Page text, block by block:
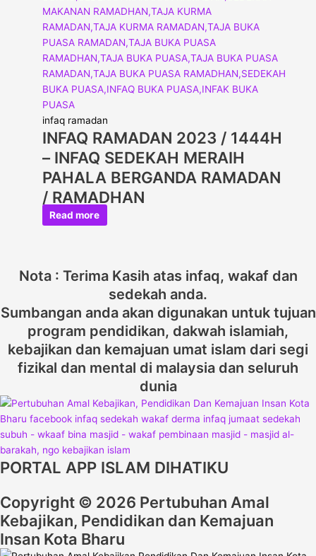
infaq ramadan
INFAQ RAMADAN 2023 / 1444H
– INFAQ SEDEKAH MERAIH
PAHALA BERGANDA RAMADAN
/ RAMADHAN
Read more
Nota : Terima Kasih atas infaq, wakaf dan
sedekah anda.
Sumbangan anda akan digunakan untuk tujuan
program pendidikan, dakwah islamiah,
kebajikan dan kemajuan umat islam dari segi
fizikal dan mental di malaysia dan seluruh
dunia
PORTAL APP ISLAM DIHATIKU
Copyright © 2026 Pertubuhan Amal
Kebajikan, Pendidikan dan Kemajuan
Insan Kota Bharu